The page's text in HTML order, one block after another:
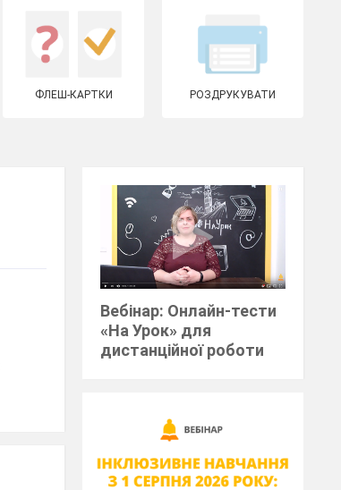
ФЛЕШ-КАРТКИ РОЗДРУКУВАТИ
Вебінар: Онлайн-тести
«На Урок» для
дистанційної роботи